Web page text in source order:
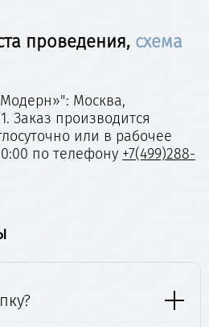
проведения, схема
Москва,
Заказ производится
или в рабочее
по телефону +7(499)288-